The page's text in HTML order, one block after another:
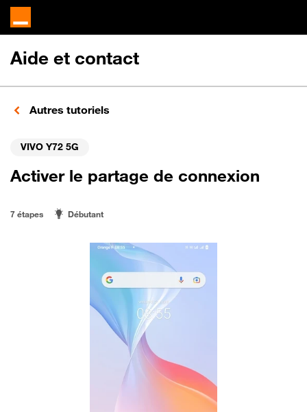
Aide et contact
Autres tutoriels
VIVO Y72 5G
Activer le partage de connexion
7 étapes Débutant